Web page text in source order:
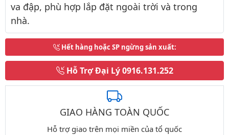
va đập, phù hợp lắp đặt ngoài trời và trong
nhà.
Hết hàng hoặc SP ngừng sản xuất:
Hỗ Trợ Đại Lý0916.131.252
GIAO HÀNG TOÀN QUỐC
Hỗ trợ giao trên mọi miền của tổ quốc